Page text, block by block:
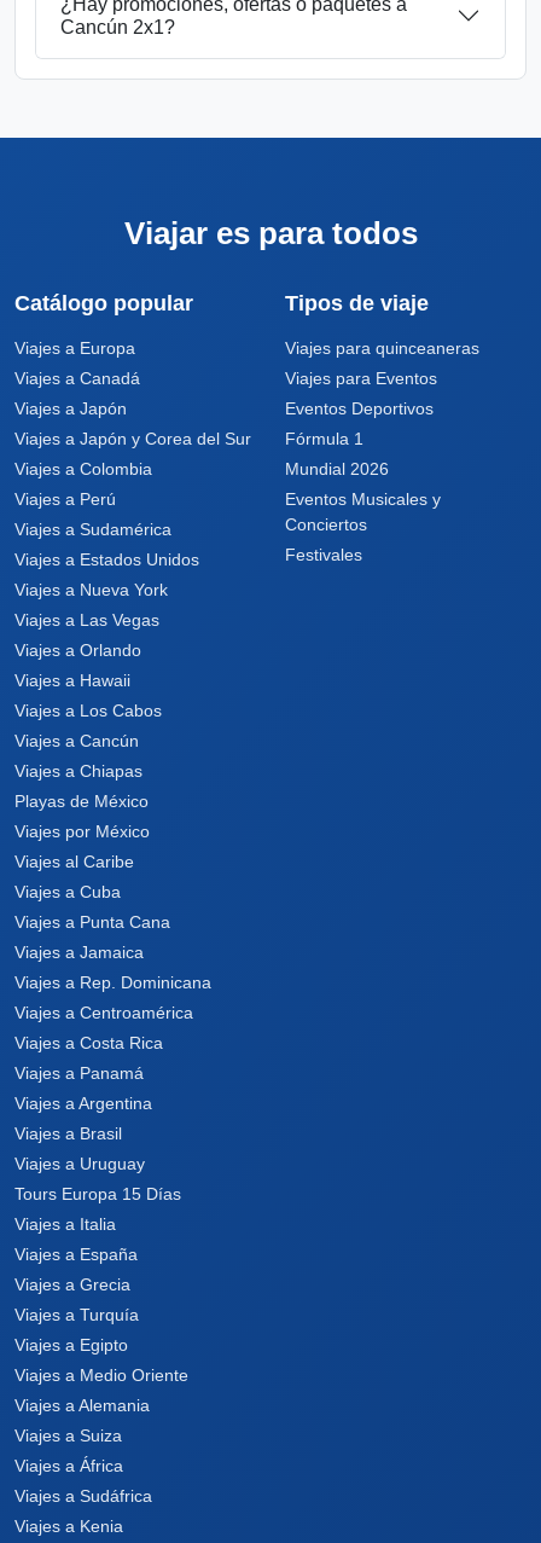
Cancún 2x1?
Viajar es para todos
Catálogo popular
Viajes a Europa
Viajes a Canadá
Viajes a Japón
Viajes a Japón y Corea del Sur
Viajes a Colombia
Viajes a Perú
Viajes a Sudamérica
Viajes a Estados Unidos
Viajes a Nueva York
Viajes a Las Vegas
Viajes a Orlando
Viajes a Hawaii
Viajes a Los Cabos
Viajes a Cancún
Viajes a Chiapas
Playas de México
Viajes por México
Viajes al Caribe
Viajes a Cuba
Viajes a Punta Cana
Viajes a Jamaica
Viajes a Rep. Dominicana
Viajes a Centroamérica
Viajes a Costa Rica
Viajes a Panamá
Viajes a Argentina
Viajes a Brasil
Viajes a Uruguay
Tours Europa 15 Días
Viajes a Italia
Viajes a España
Viajes a Grecia
Viajes a Turquía
Viajes a Egipto
Viajes a Medio Oriente
Viajes a Alemania
Viajes a Suiza
Viajes a África
Viajes a Sudáfrica
Viajes a Kenia
Tipos de viaje
Viajes para quinceaneras
Viajes para Eventos
Eventos Deportivos
Fórmula 1
Mundial 2026
Eventos Musicales y
Conciertos
Festivales